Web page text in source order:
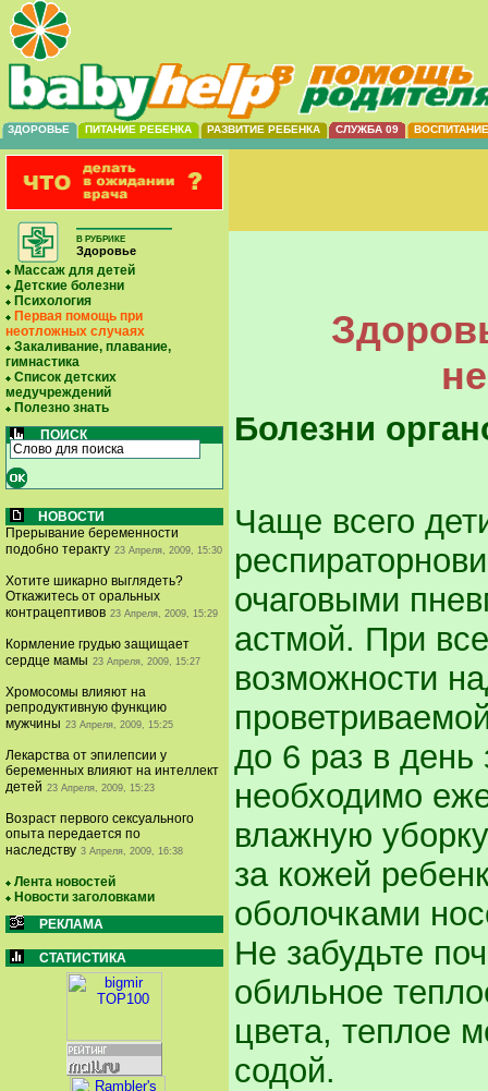
ЗДОРОВЬЕ ПИТАНИЕ РЕБЕНКА РАЗВИТИЕ РЕБЕНКА СЛУЖБА 09 ВОСПИТАНИЕ
В РУБРИКЕ
Здоровье
Массаж для детей
Детские болезни
Психология
Первая помощь при
неотложных случаях
Закаливание, плавание,
гимнастика
Список детских
медучреждений
Полезно знать
ПОИСК
НОВОСТИ
Прерывание беременности
подобно теракту 23 Апреля, 2009, 15:30
Хотите шикарно выглядеть?
Откажитесь от оральных
контрацептивов 23 Апреля, 2009, 15:29
Кормление грудью защищает
сердце мамы 23 Апреля, 2009, 15:27
Хромосомы влияют на
репродуктивную функцию
мужчины 23 Апреля, 2009, 15:25
Лекарства от эпилепсии у
беременных влияют на интеллект
детей 23 Апреля, 2009, 15:23
Возраст первого сексуального
опыта передается по
наследству 3 Апреля, 2009, 16:38
Лента новостей
Новости заголовками
РЕКЛАМА
СТАТИСТИКА
Болезни
Чаще всего
очаговыми
астмой. При
возможности
до 6 раз в
необходимо
влажную
за кожей
оболочками
Не забудьте
обильное
цвета, теплое
содой.